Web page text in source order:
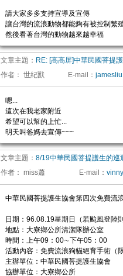
請大家多多支持宣導及宣傳
讓台灣的流浪動物都能夠有被控制繁
然後看著台灣的動物越來越幸福
文章主題： RE: [高高屏]中華民國菩提
作者： 世紀獸 E-mail ：
嗯...
這次在我老家附近
希望可以幫的上忙...
明天叫爸媽去宣傳~~~
文章主題： 8/19中華民國菩提護生的巡
作者： miss蕭 E-mail ：
中華民國菩提護生協會第四次免費流
日期：96.08.19星期日（若颱風登陸
地點：大寮鄉公所清潔隊辦公室
時間：上午09：00∼下午05：00
活動內容：免費流浪狗貓絕育手術（
主辦單位：中華民國菩提護生協會
協辦單位：大寮鄉公所